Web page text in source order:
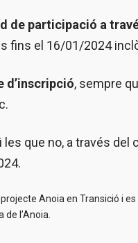
de participació a
fins el 16/01/2024
d’inscripció, sempre
les que no, a través
Anoia en Transició i
l’Anoia.